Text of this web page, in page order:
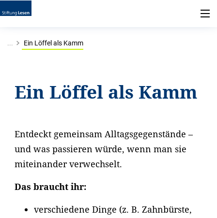
... Ein Löffel als Kamm
Ein Löffel als Kamm
Entdeckt gemeinsam Alltagsgegenstände –
und was passieren würde, wenn man sie
miteinander verwechselt.
Das braucht ihr:
verschiedene Dinge (z. B. Zahnbürste,